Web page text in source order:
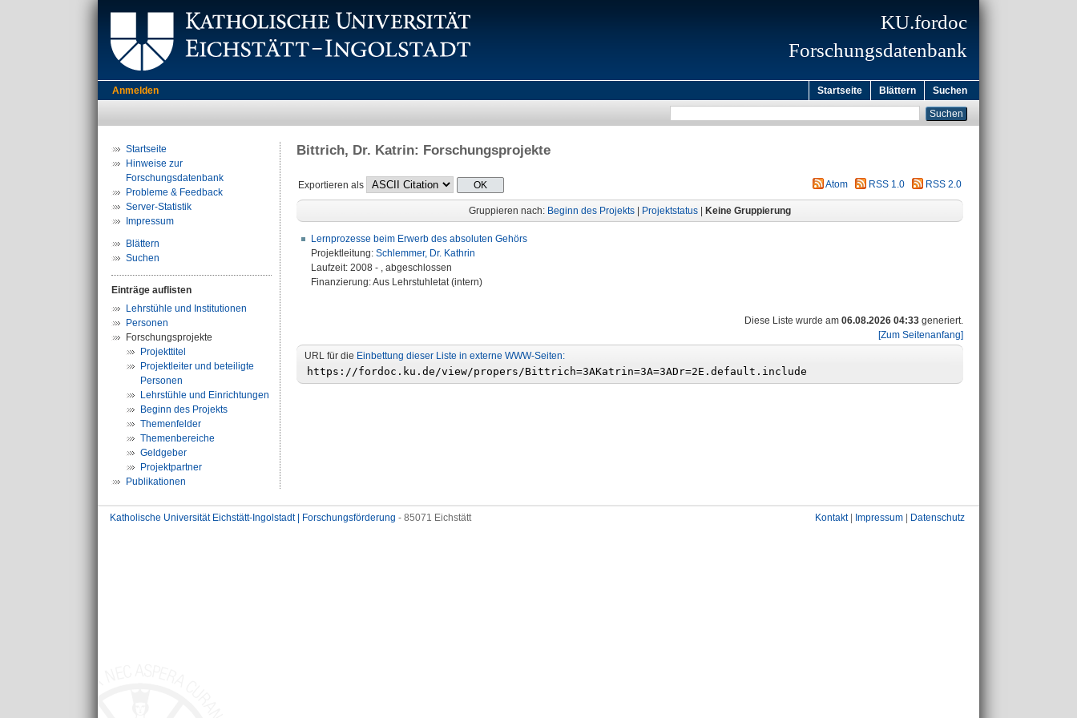
KU.fordoc
Forschungsdatenbank
Anmelden Startseite Blättern Suchen
Startseite
Hinweise zur
Forschungsdatenbank
Probleme & Feedback
Server-Statistik
Impressum
Blättern
Suchen
Einträge auflisten
Lehrstühle und Institutionen
Personen
Forschungsprojekte
Projekttitel
Projektleiter und beteiligte
Personen
Lehrstühle und Einrichtungen
Beginn des Projekts
Themenfelder
Themenbereiche
Geldgeber
Projektpartner
Publikationen
Bittrich, Dr. Katrin: Forschungsprojekte
Exportieren als Atom RSS 1.0 RSS 2.0
Gruppieren nach: Beginn des Projekts Projektstatus Keine Gruppierung
Lernprozesse beim Erwerb des absoluten Gehörs
Projektleitung: Schlemmer, Dr. Kathrin
Laufzeit: 2008 - , abgeschlossen
Finanzierung: Aus Lehrstuhletat (intern)
Diese Liste wurde am 06.08.2026 04:33 generiert.
[Zum Seitenanfang]
URL für die Einbettung dieser Liste in externe WWW-Seiten:
Katholische Universität Eichstätt-Ingolstadt | Forschungsförderung - 85071 Eichstätt Kontakt| Impressum Datenschutz